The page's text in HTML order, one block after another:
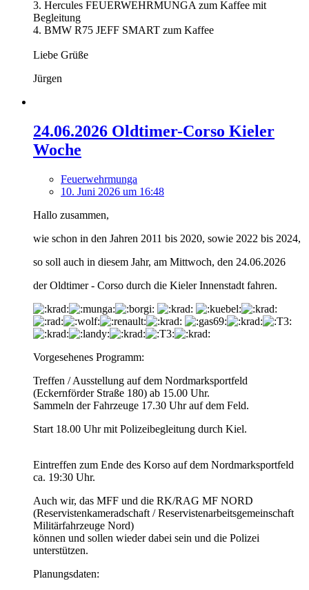
3. Hercules FEUERWEHRMUNGA zum Kaffee mit
Begleitung
4. BMW R75 JEFF SMART zum Kaffee
Liebe Grüße
Jürgen
24.06.2026 Oldtimer-Corso Kieler
Woche
Feuerwehrmunga
10. Juni 2026 um 16:48
Hallo zusammen,
wie schon in den Jahren 2011 bis 2020, sowie 2022 bis 2024,
so soll auch in diesem Jahr, am Mittwoch, den 24.06.2026
der Oldtimer - Corso durch die Kieler Innenstadt fahren.
Vorgesehenes Programm:
Treffen / Ausstellung auf dem Nordmarksportfeld
(Eckernförder Straße 180) ab 15.00 Uhr.
Sammeln der Fahrzeuge 17.30 Uhr auf dem Feld.
Start 18.00 Uhr mit Polizeibegleitung durch Kiel.
Eintreffen zum Ende des Korso auf dem Nordmarksportfeld
ca. 19:30 Uhr.
Auch wir, das MFF und die RK/RAG MF NORD
(Reservistenkameradschaft / Reservistenarbeitsgemeinschaft
Militärfahrzeuge Nord)
können und sollen wieder dabei sein und die Polizei
unterstützen.
Planungsdaten: